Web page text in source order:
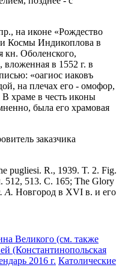
на иконе «Рождество
Космы Индикоплова в
кн. Оболенского,
в 1552 г. в
«оагиос иаковъ
на плечах его - омофор,
храме в честь иконы
была его храмовая
заказчика
pugliesi. R., 1939. T. 2. Fig.
513. С. 165; The Glory
А. Новгород в XVI в. и его
Великого (см. также
(Константинопольская
2016 г. Католические